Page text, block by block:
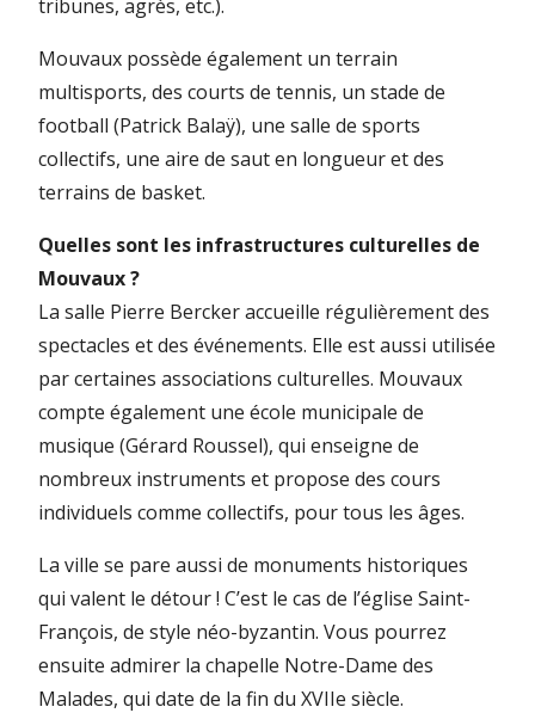
tribunes, agrès, etc.).
Mouvaux possède également un terrain
multisports, des courts de tennis, un stade de
football (Patrick Balaÿ), une salle de sports
collectifs, une aire de saut en longueur et des
terrains de basket.
Quelles sont les infrastructures culturelles de
Mouvaux ?
La salle Pierre Bercker accueille régulièrement des
spectacles et des événements. Elle est aussi utilisée
par certaines associations culturelles. Mouvaux
compte également une école municipale de
musique (Gérard Roussel), qui enseigne de
nombreux instruments et propose des cours
individuels comme collectifs, pour tous les âges.
La ville se pare aussi de monuments historiques
qui valent le détour ! C’est le cas de l’église Saint-
François, de style néo-byzantin. Vous pourrez
ensuite admirer la chapelle Notre-Dame des
Malades, qui date de la fin du XVIIe siècle.